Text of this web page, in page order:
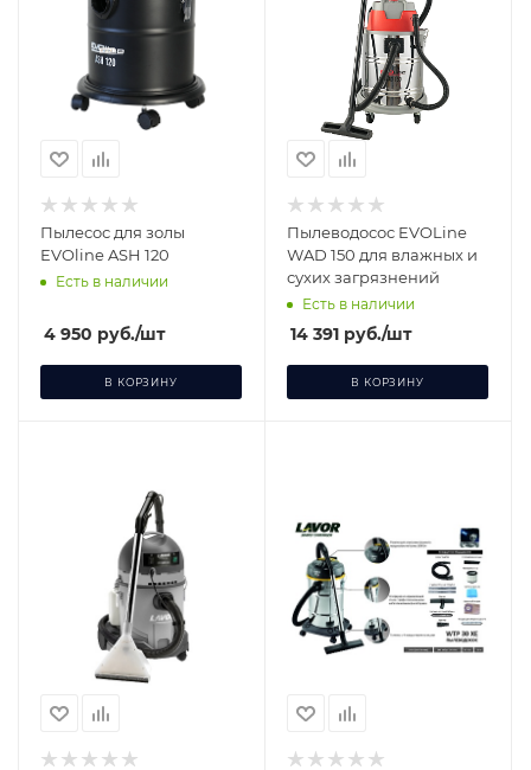
Пылесос для золы
EVOline ASH 120
Есть в наличии
4 950 руб./шт
В КОРЗИНУ
Пылеводосос EVOLine
WAD 150 для влажных и
сухих загрязнений
Есть в наличии
14 391 руб./шт
В КОРЗИНУ